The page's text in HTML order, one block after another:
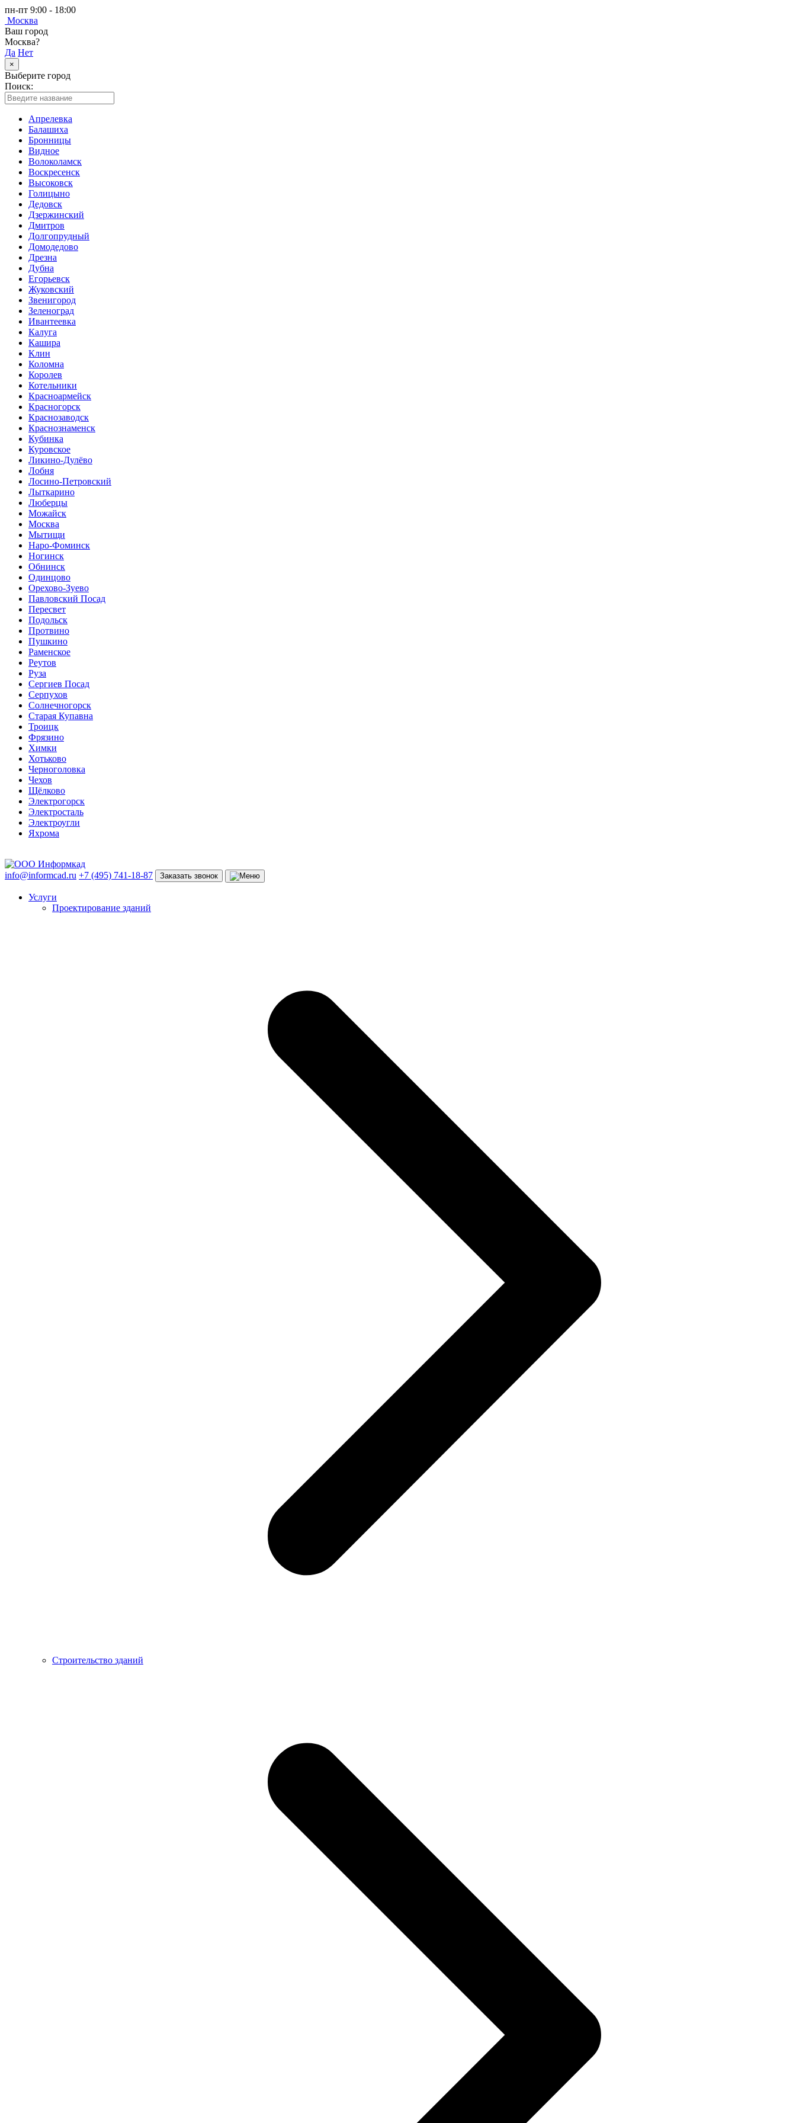
пн-пт 9:00 - 18:00
Москва
Ваш город
Москва?
Да Нет
×
Выберите город
Поиск:
Апрелевка
Балашиха
Бронницы
Видное
Волоколамск
Воскресенск
Высоковск
Голицыно
Дедовск
Дзержинский
Дмитров
Долгопрудный
Домодедово
Дрезна
Дубна
Егорьевск
Жуковский
Звенигород
Зеленоград
Ивантеевка
Калуга
Кашира
Клин
Коломна
Королев
Котельники
Красноармейск
Красногорск
Краснозаводск
Краснознаменск
Кубинка
Куровское
Ликино-Дулёво
Лобня
Лосино-Петровский
Лыткарино
Люберцы
Можайск
Москва
Мытищи
Наро-Фоминск
Ногинск
Обнинск
Одинцово
Орехово-Зуево
Павловский Посад
Пересвет
Подольск
Протвино
Пушкино
Раменское
Реутов
Руза
Сергиев Посад
Серпухов
Солнечногорск
Старая Купавна
Троицк
Фрязино
Химки
Хотьково
Черноголовка
Чехов
Щёлково
Электрогорск
Электросталь
Электроугли
Яхрома
info@informcad.ru +7 (495) 741-18-87 Заказать звонок
Услуги
Проектирование зданий
Строительство зданий